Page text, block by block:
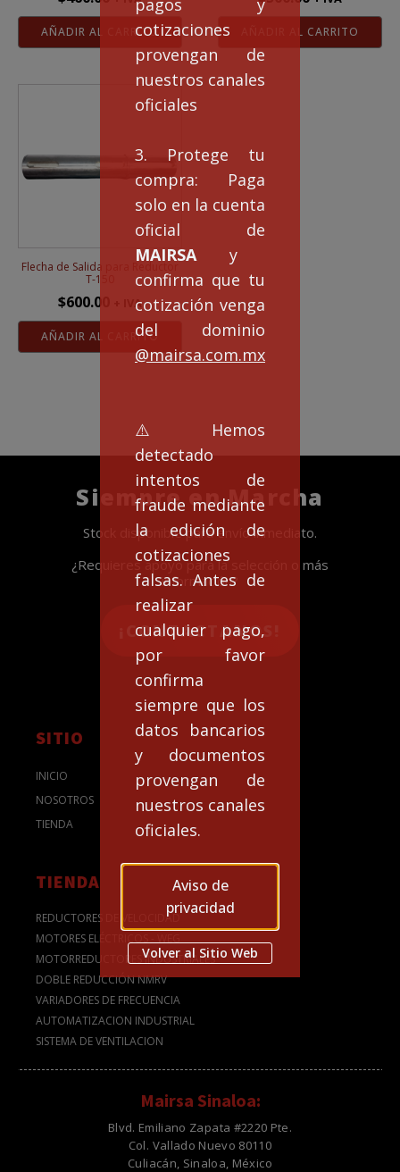
pagos y
cotizaciones
provengan de
nuestros canales
oficiales
3. Protege tu
compra: Paga
solo en la cuenta
oficial de
MAIRSA y
confirma que tu
cotización venga
del dominio
@mairsa.com.mx
⚠️Hemos
detectado
intentos de
fraude mediante
la edición de
cotizaciones
falsas. Antes de
realizar
cualquier pago,
por favor
confirma
siempre que los
datos bancarios
y documentos
provengan de
nuestros canales
oficiales.
Aviso de
privacidad
Volver al Sitio Web
AÑADIR AL CARRITO AÑADIR AL CARRITO
Flecha de Salida para Reductor
T-150
$600.00 + IVA
AÑADIR AL CARRITO
Siempre en Marcha
Stock disponible para envío inmediato.
¿Requieres apoyo para la selección o más
información?
¡CONTACTANOS!
SITIO
INICIO
NOSOTROS
TIENDA
TIENDA
REDUCTORES DE VELOCIDAD
MOTORES ELÉCTRICOS - WEG
MOTORREDUCTORES INDUSTRIALES
DOBLE REDUCCIÓN NMRV
VARIADORES DE FRECUENCIA
AUTOMATIZACION INDUSTRIAL
SISTEMA DE VENTILACION
Mairsa Sinaloa:
Blvd. Emiliano Zapata #2220 Pte.
Col. Vallado Nuevo 80110
Culiacán, Sinaloa, México